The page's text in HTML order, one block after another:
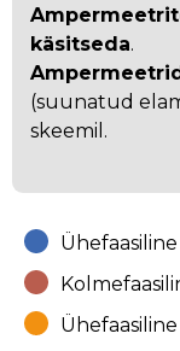
käsitseda.
(suunatud
skeemil.
Ühefaasiline